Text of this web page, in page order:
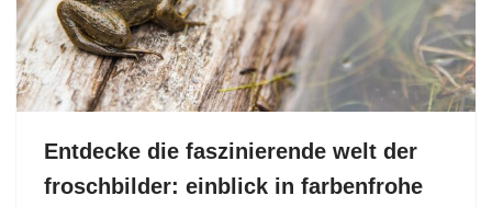
Entdecke die faszinierende welt der
froschbilder: einblick in farbenfrohe